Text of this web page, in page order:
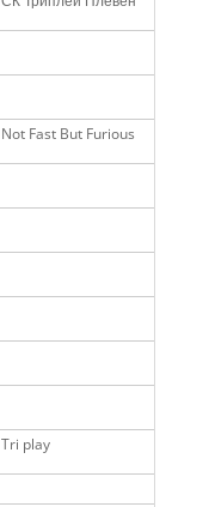
Not Fast But Furious
Tri play